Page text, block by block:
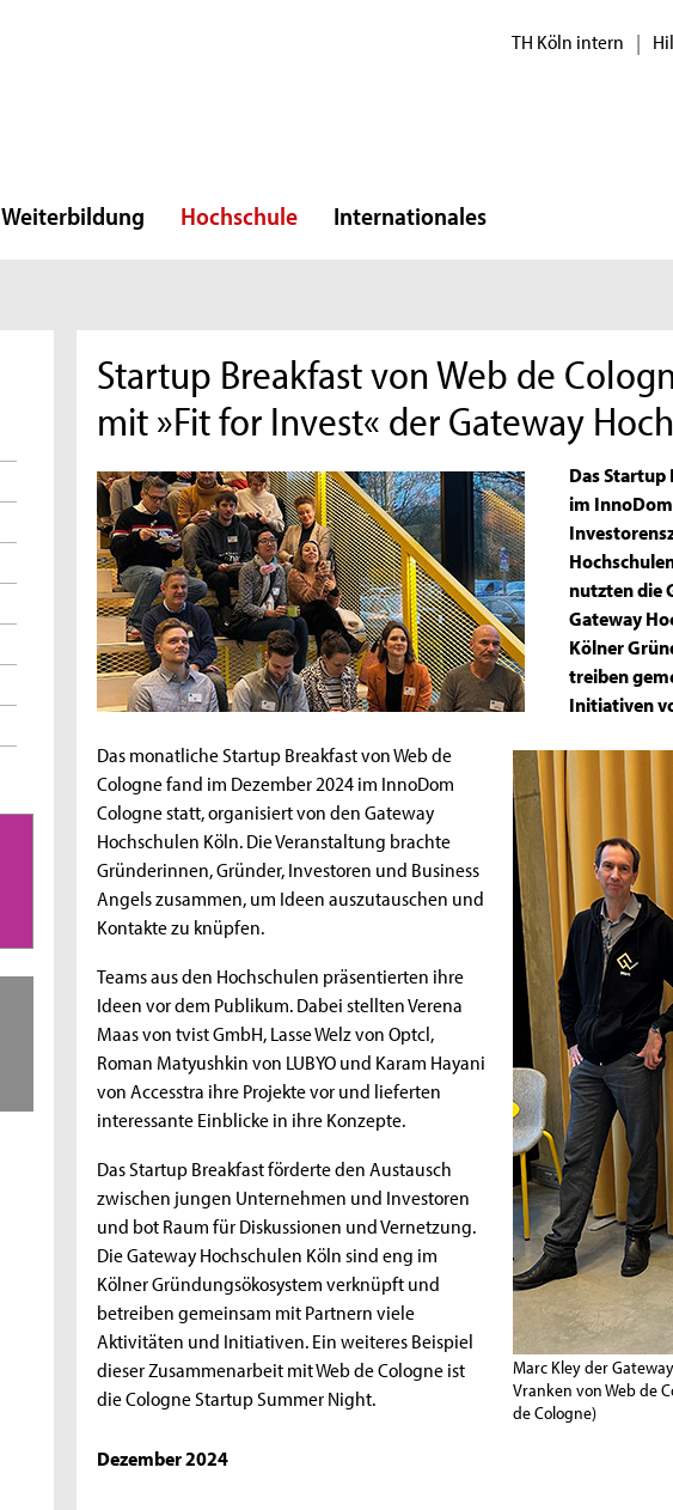
TH Köln intern |
Weiterbildung Hochschule Internationales
Startup Breakfast von Web de
mit »Fit for Invest« der Gateway
Das Startup
im
nutzten die
Gateway
Kölner
treiben
Initiativen
Marc Kley der
Vranken von Web de
de Cologne)
Das monatliche Startup Breakfast von Web de
Cologne fand im Dezember 2024 im InnoDom
Cologne statt, organisiert von den Gateway
Hochschulen Köln. Die Veranstaltung brachte
Gründerinnen, Gründer, Investoren und Business
Angels zusammen, um Ideen auszutauschen und
Kontakte zu knüpfen.
Teams aus den Hochschulen präsentierten ihre
Ideen vor dem Publikum. Dabei stellten Verena
Maas von tvist GmbH, Lasse Welz von Optcl,
Roman Matyushkin von LUBYO und Karam Hayani
von Accesstra ihre Projekte vor und lieferten
interessante Einblicke in ihre Konzepte.
Das Startup Breakfast förderte den Austausch
zwischen jungen Unternehmen und Investoren
und bot Raum für Diskussionen und Vernetzung.
Die Gateway Hochschulen Köln sind eng im
Kölner Gründungsökosystem verknüpft und
betreiben gemeinsam mit Partnern viele
Aktivitäten und Initiativen. Ein weiteres Beispiel
dieser Zusammenarbeit mit Web de Cologne ist
die Cologne Startup Summer Night.
Dezember 2024